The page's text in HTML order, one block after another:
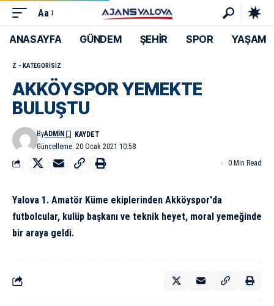
Aa
ANASAYFA GÜNDEM ŞEHİR SPOR YAŞAM
Z - KATEGORISIZ
AKKÖYSPOR YEMEKTE
BULUŞTU
Güncelleme: 20 Ocak 2021 10:58
ByADMIN
0 Min Read
Yalova 1. Amatör Küme ekiplerinden Akköyspor'da
futbolcular, kulüp başkanı ve teknik heyet, moral yemeğinde
bir araya geldi.